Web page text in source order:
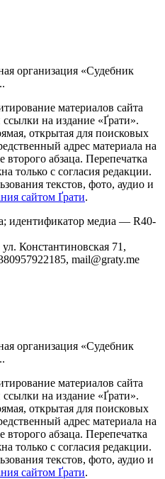
организация «Судебник
материалов сайта
на издание «Ґрати».
открытая для поисковых
адрес материала на
второго абзаца. Перепечатка
только с согласия редакции.
текстов, фото, аудио и
сайтом Ґрати.
идентификатор медиа — R40-
Константиновская 71,
mail@graty.me
организация «Судебник
материалов сайта
на издание «Ґрати».
открытая для поисковых
адрес материала на
второго абзаца. Перепечатка
только с согласия редакции.
текстов, фото, аудио и
сайтом Ґрати.